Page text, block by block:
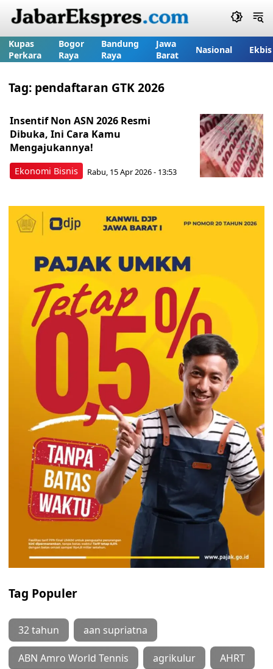
Kupas
Perkara
Bogor
Raya
Bandung
Raya
Jawa
Barat
Nasional Ekbis
Tag: pendaftaran GTK 2026
Ekonomi Bisnis
Insentif Non ASN 2026 Resmi
Dibuka, Ini Cara Kamu
Mengajukannya!
Rabu, 15 Apr 2026 - 13:53
Tag Populer
32 tahun aan supriatna
ABN Amro World Tennis agrikulur AHRT